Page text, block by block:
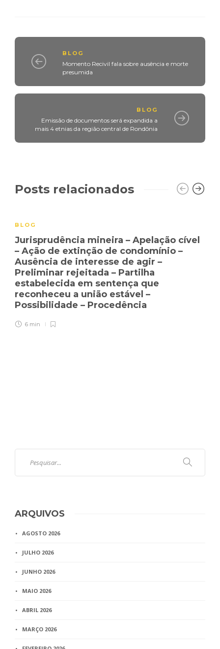
BLOG
Momento Recivil fala sobre ausência e morte
presumida
BLOG
Emissão de documentos será expandida a
mais 4 etnias da região central de Rondônia
Posts relacionados
BLOG
Jurisprudência mineira – Apelação cível
– Ação de extinção de condomínio –
Ausência de interesse de agir –
Preliminar rejeitada – Partilha
estabelecida em sentença que
reconheceu a união estável –
Possibilidade – Procedência
6 min
ARQUIVOS
AGOSTO 2026
JULHO 2026
JUNHO 2026
MAIO 2026
ABRIL 2026
MARÇO 2026